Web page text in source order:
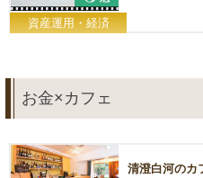
資産運用・経済
お金×カフェ
清澄白河のカ